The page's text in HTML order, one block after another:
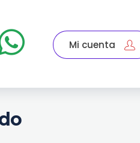
Mi cuenta